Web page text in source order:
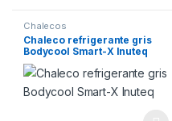
Chalecos
Chaleco refrigerante gris
Bodycool Smart-X Inuteq